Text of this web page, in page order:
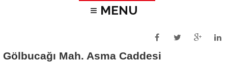
≡ MENU
Gölbucağı Mah. Asma Caddesi